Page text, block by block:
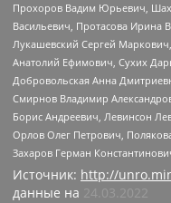
Прохоров Вадим Юрьевич,
Васильевич, Протасова Ирина
Лукашевский Сергей
Анатолий Ефимович, Сухих
Добровольская Анна
Смирнов Владимир
Борис Андреевич, Левинсон
Орлов Олег Петрович,
Захаров Герман
Источник: http://
данные на 24.03.2022